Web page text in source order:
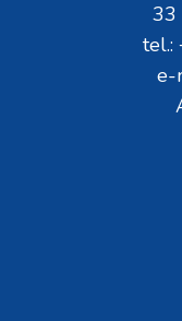
33
tel.:
e-